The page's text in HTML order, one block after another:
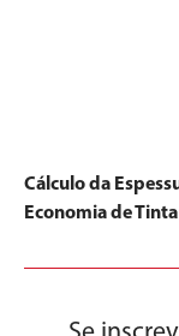
Cálculo da
Economia de Tinta